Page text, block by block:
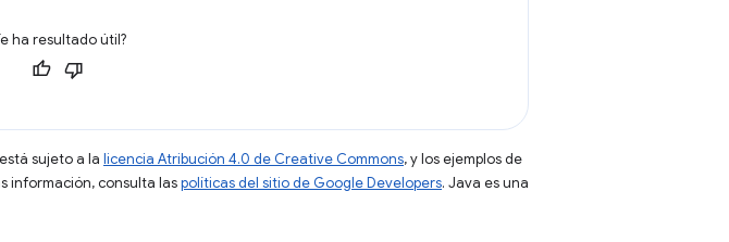
ha resultado útil?
sujeto a la licencia Atribución 4.0 de Creative Commons, y los ejemplos de
información, consulta laspolíticas del sitio de Google Developers. Java es una